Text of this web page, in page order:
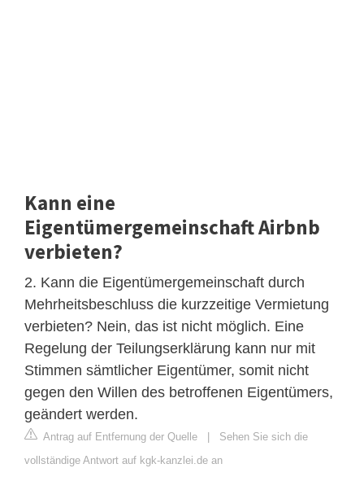
Kann eine
Eigentümergemeinschaft Airbnb
verbieten?
2. Kann die Eigentümergemeinschaft durch
Mehrheitsbeschluss die kurzzeitige Vermietung
verbieten? Nein, das ist nicht möglich. Eine
Regelung der Teilungserklärung kann nur mit
Stimmen sämtlicher Eigentümer, somit nicht
gegen den Willen des betroffenen Eigentümers,
geändert werden.
Antrag auf Entfernung der Quelle | Sehen Sie sich die
vollständige Antwort auf kgk-kanzlei.de an